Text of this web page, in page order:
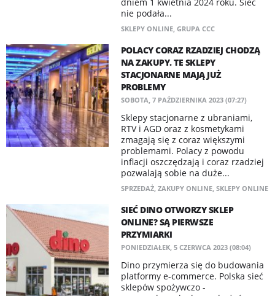
nie podała...
SKLEPY ONLINE, GRUPA CCC
POLACY CORAZ RZADZIEJ CHODZĄ
NA ZAKUPY. TE SKLEPY
STACJONARNE MAJĄ JUŻ
PROBLEMY
SOBOTA, 7 PAŹDZIERNIKA 2023 (07:27)
Sklepy stacjonarne z ubraniami,
RTV i AGD oraz z kosmetykami
zmagają się z coraz większymi
problemami. Polacy z powodu
inflacji oszczędzają i coraz rzadziej
pozwalają sobie na duże...
SPRZEDAŻ, ZAKUPY ONLINE, SKLEPY ONLINE
SIEĆ DINO OTWORZY SKLEP
ONLINE? SĄ PIERWSZE
PRZYMIARKI
PONIEDZIAŁEK, 5 CZERWCA 2023 (08:04)
Dino przymierza się do budowania
platformy e-commerce. Polska sieć
sklepów spożywczo -